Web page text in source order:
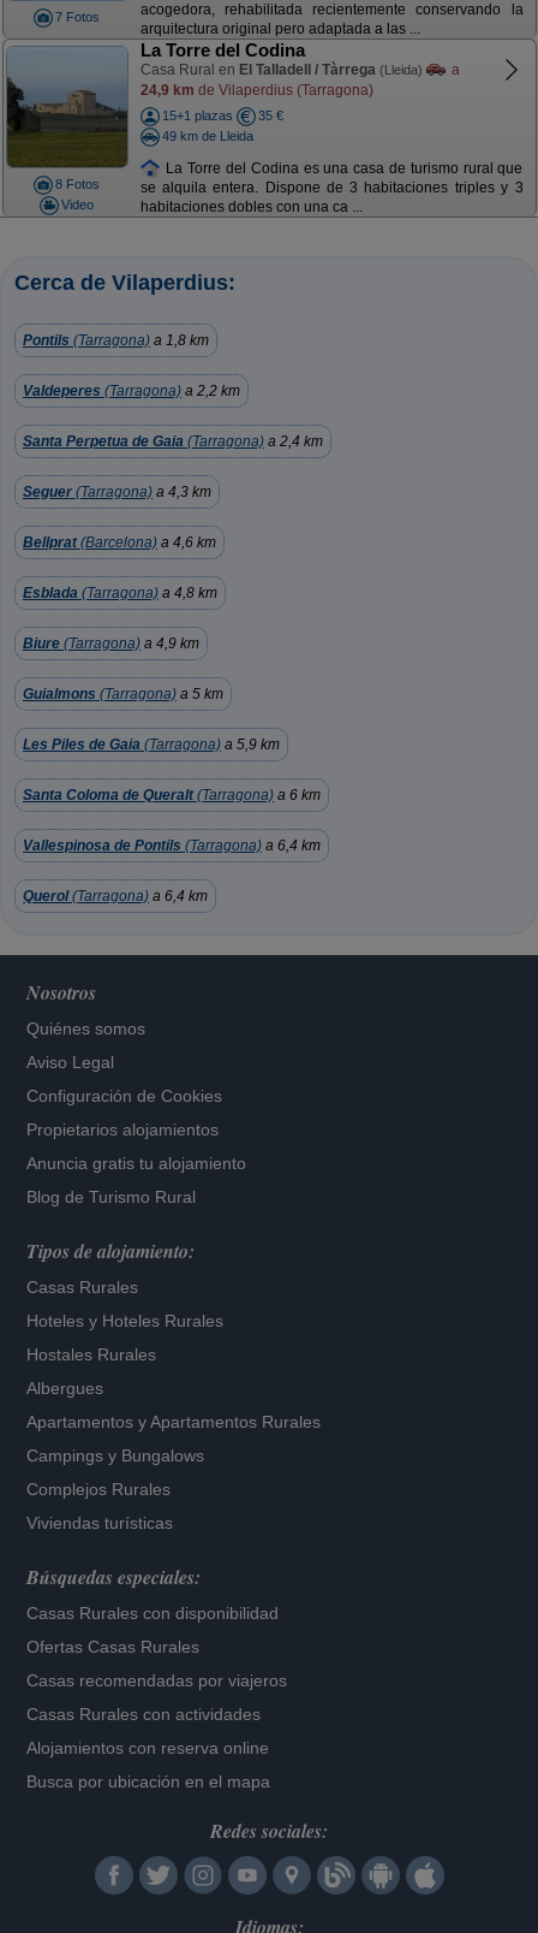
7 Fotos
acogedora, rehabilitada recientemente conservando la
arquitectura original pero adaptada a las ...
8 Fotos
Video
La Torre del Codina
Casa Rural en El Talladell / Tàrrega (Lleida)
a
24,9 km de Vilaperdius (Tarragona)
15+1 plazas
35 €
49 km de Lleida
La Torre del Codina es una casa de turismo rural que
se alquila entera. Dispone de 3 habitaciones triples y 3
habitaciones dobles con una ca ...
Cerca de Vilaperdius:
Pontils (Tarragona) a 1,8 km
Valdeperes (Tarragona) a 2,2 km
Santa Perpetua de Gaia (Tarragona) a 2,4 km
Seguer (Tarragona) a 4,3 km
Bellprat(Barcelona) a 4,6 km
Esblada (Tarragona) a 4,8 km
Biure (Tarragona) a 4,9 km
Guialmons (Tarragona) a 5 km
Les Piles de Gaia (Tarragona) a 5,9 km
Santa Coloma de Queralt(Tarragona) a 6 km
Vallespinosa de Pontils (Tarragona) a 6,4 km
Querol(Tarragona) a 6,4 km
Nosotros
Quiénes somos
Aviso Legal
Configuración de Cookies
Propietarios alojamientos
Anuncia gratis tu alojamiento
Blog de Turismo Rural
Tipos de alojamiento:
Casas Rurales
Hoteles y Hoteles Rurales
Hostales Rurales
Albergues
Apartamentos yApartamentos Rurales
Campings y Bungalows
Complejos Rurales
Viviendas turísticas
Búsquedas especiales:
Casas Rurales con disponibilidad
Ofertas Casas Rurales
Casas recomendadas por viajeros
Casas Rurales con actividades
Alojamientos con reserva online
Busca por ubicación en el mapa
Redes sociales:
Idiomas: